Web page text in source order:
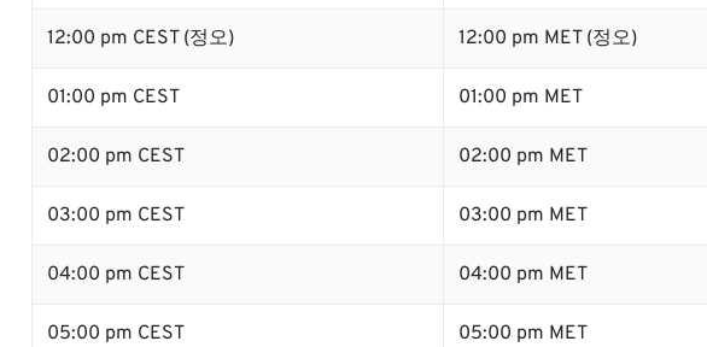
12:00 pm CEST (정오) 12:00 pm MET (정오)
01:00 pm CEST 01:00 pm MET
02:00 pm CEST 02:00 pm MET
03:00 pm CEST 03:00 pm MET
04:00 pm CEST 04:00 pm MET
05:00 pm CEST 05:00 pm MET